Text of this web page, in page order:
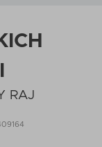
RAJ